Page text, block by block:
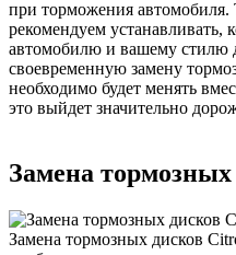
при торможения
рекомендуем устанавливать,
автомобилю и вашему стилю
своевременную замену
необходимо будет менять
это выйдет значительно
Замена
Замена тормозных дисков